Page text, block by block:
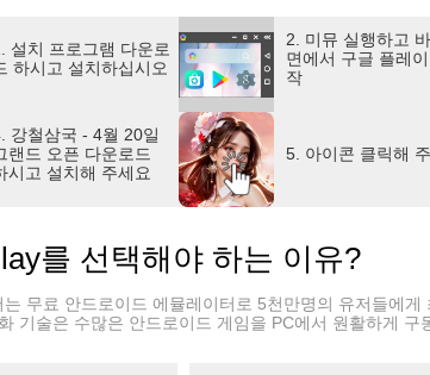
업&자유롭고 전략적인 덱 구성
성장! 알아서 강해지는 영웅들로 편리하고 손쉬운 전
의 다섯 진영,
략가, 도사 의 네 타입으로 나누어지는 다양한 무장
고 육성하여 전략을 겨뤄보세요!
, 크로스서버 PK
굴장 쟁탈전", "정상결전", "동맹전" 등 서버를 초월
PVE 시스템
라!
, 솔로 던전 등 원하는 대로 매일매일 다양한 PVE
game.naver.com/lounge/
설치 프로그램 다운로
하시고 설치하십시오
2. 미뮤 실행하고
면에서 구글 플레
작
강철삼국 - 4월 20일
랜드 오픈 다운로드
시고 설치해 주세요
5. 아이콘 클릭해
를 선택해야 하는 이유?
무료 안드로이드 에뮬레이터로 5천만명의 유저들에
기술은 수많은 안드로이드 게임을 PC에서 원활하게